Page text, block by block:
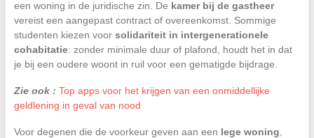
een woning in de juridische zin. De kamer bij de gastheer
vereist een aangepast contract of overeenkomst. Sommige
studenten kiezen voor solidariteit in intergenerationele
cohabitatie: zonder minimale duur of plafond, houdt het in dat
je bij een oudere woont in ruil voor een gematigde bijdrage.
Zie ook : Top apps voor het krijgen van een onmiddellijke
geldlening in geval van nood
Voor degenen die de voorkeur geven aan een lege woning